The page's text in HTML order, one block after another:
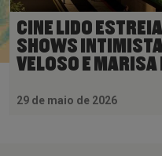
CINE LIDO
SHOWS
VELOSO E MARISA
29 de maio de 2026